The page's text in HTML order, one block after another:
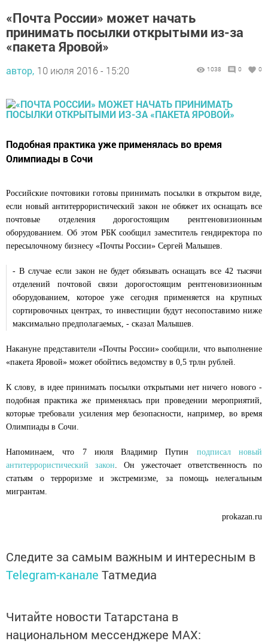
«Почта России» может начать
принимать посылки открытыми из-за
«пакета Яровой»
автор, 10 июля 2016 - 15:20 1038 0 0
Подобная практика уже применялась во время
Олимпиады в Сочи
Российские почтовики готовы принимать посылки в открытом виде,
если новый антитеррористический закон не обяжет их оснащать все
почтовые отделения дорогостоящим рентгеновизионным
оборудованием. Об этом РБК сообщил заместитель гендиректора по
пересылочному бизнесу «Почты России» Сергей Малышев.
- В случае если закон не будет обязывать оснащать все 42 тысячи
отделений почтовой связи дорогостоящим рентгеновизионным
оборудованием, которое уже сегодня применяется на крупных
сортировочных центрах, то инвестиции будут несопоставимо ниже
максимально предполагаемых, - сказал Малышев.
Накануне представители «Почты России» сообщили, что выполнение
«пакета Яровой» может обойтись ведомству в 0,5 трлн рублей.
К слову, в идее принимать посылки открытыми нет ничего нового -
подобная практика же применялась при проведении мероприятий,
которые требовали усиления мер безопасности, например, во время
Олимпиады в Сочи.
Напоминаем, что 7 июля Владимир Путин подписал новый
антитеррористический закон. Он ужесточает ответственность по
статьям о терроризме и экстремизме, за помощь нелегальным
мигрантам.
prokazan.ru
Следите за самым важным и интересным в
Telegram-канале Татмедиа
Читайте новости Татарстана в
национальном мессенджере MАХ: